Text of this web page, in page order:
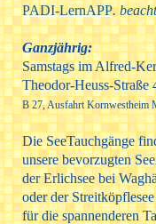
PADI-LernAPP.
Ganzjährig:
Samstags im Alfred-
Theodor-Heuss-
B 27, Ausfahrt Kornwestheim
Die SeeTauchgänge
unsere bevorzugten
der Erlichsee bei
oder der
für die spannenderen